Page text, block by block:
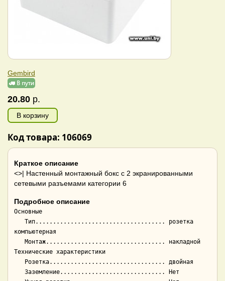
Gembird
20.80 р.
В корзину
Код товара: 106069
Краткое описание
<>| Настенный монтажный бокс с 2 экранированными
сетевыми разъемами категории 6
Подробное описание
Основные
компьютерная
Технические характеристики